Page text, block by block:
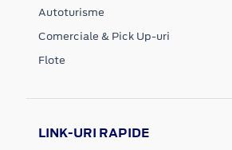
Autoturisme
Comerciale & Pick Up-uri
Flote
LINK-URI RAPIDE